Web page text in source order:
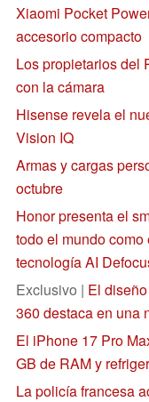
Xiaomi Pocket
accesorio compacto
Los propietarios del
con la cámara
Hisense revela el
Vision IQ
Armas y cargas
octubre
Honor presenta el
todo el mundo
tecnología AI
Exclusivo | El
360 destaca en una
El iPhone 17 Pro
GB de RAM y
La policía francesa